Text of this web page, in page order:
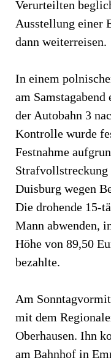
Verurteilten
Ausstellung einer
dann weiterreisen.
In einem
am
der Autobahn 3
Kontrolle wurde
Festnahme
Strafvollstreckung
Duisburg wegen
Die drohende 15-
Mann abwenden,
Höhe von 89,50
bezahlte.
Am
mit dem
Oberhausen. Ihn
am Bahnhof in